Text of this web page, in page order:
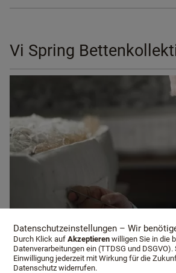
Vi Spring
Datenschutzeinstellungen – Wir
Durch Klick aufAkzeptieren willigen Sie in die
Datenverarbeitungen ein (TTDSG und
Einwilligung jederzeit mit Wirkung für die
Datenschutz widerrufen.